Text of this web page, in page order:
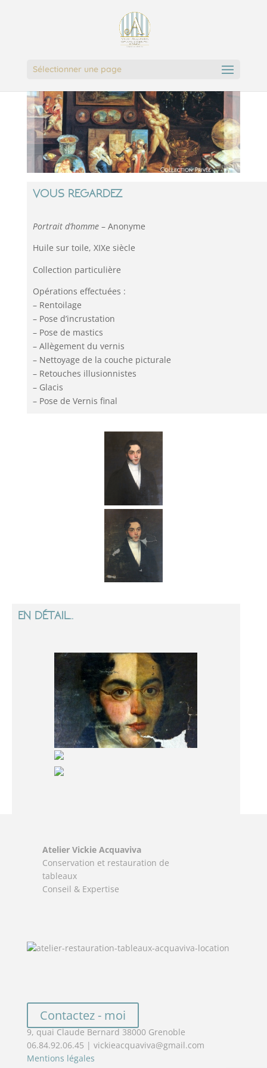
Sélectionner une page
VOUS REGARDEZ
Portrait d’homme– Anonyme
Huile sur toile, XIXe siècle
Collection particulière
Opérations effectuées :
– Rentoilage
– Pose d’incrustation
– Pose de mastics
– Allègement du vernis
– Nettoyage de la couche picturale
– Retouches illusionnistes
– Glacis
– Pose de Vernis final
EN DÉTAIL..
Atelier Vickie Acquaviva
Conservation et restauration de
tableaux
Conseil & Expertise
Contactez - moi
9, quai Claude Bernard 38000 Grenoble
06.84.92.06.45 | vickieacquaviva@gmail.com
Mentions légales